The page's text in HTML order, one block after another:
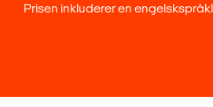
Prisen inkluderer en